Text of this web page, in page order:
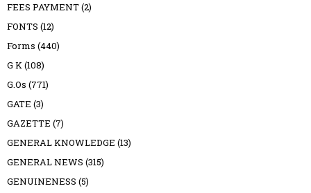
FEES PAYMENT(2)
FONTS (12)
Forms (440)
G K(108)
G.Os (771)
GATE (3)
GAZETTE (7)
GENERAL KNOWLEDGE (13)
GENERAL NEWS (315)
GENUINENESS (5)